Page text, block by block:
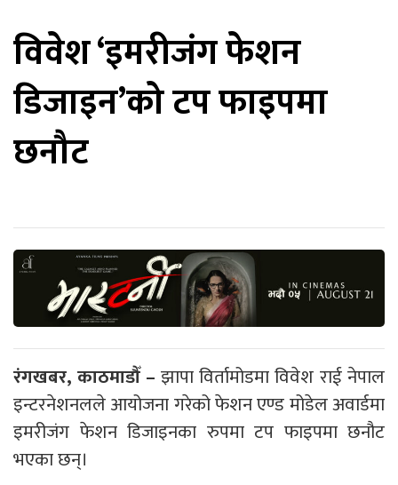
विवेश ‘इमरीजंग फेशन
डिजाइन’को टप फाइपमा
छनौट
रंगखबर, काठमाडौँ – झापा विर्तामोडमा विवेश राई नेपाल
इन्टरनेशनलले आयोजना गरेको फेशन एण्ड मोडेल अवार्डमा
इमरीजंग फेशन डिजाइनका रुपमा टप फाइपमा छनौट
भएका छन्।